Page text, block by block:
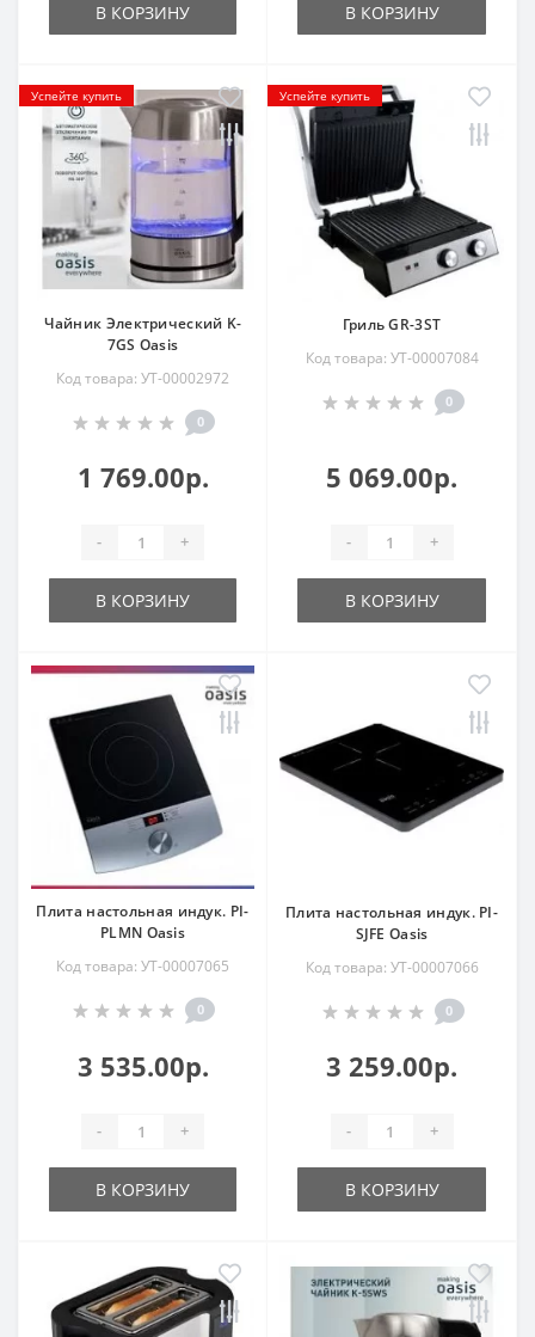
В КОРЗИНУ В КОРЗИНУ
Успейте купить
Чайник Электрический K-
7GS Oasis
Код товара: УТ-00002972
0
1 769.00р.
- +
В КОРЗИНУ
Успейте купить
Гриль GR-3ST
Код товара: УТ-00007084
0
5 069.00р.
- +
В КОРЗИНУ
Плита настольная индук. PI-
PLMN Oasis
Код товара: УТ-00007065
0
3 535.00р.
- +
В КОРЗИНУ
Плита настольная индук. PI-
SJFE Oasis
Код товара: УТ-00007066
0
3 259.00р.
- +
В КОРЗИНУ